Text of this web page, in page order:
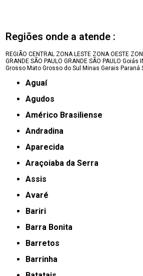
Regiões onde a atende :
REGIÃO CENTRAL ZONA LESTE ZONA OESTE
GRANDE SÃO PAULO GRANDE SÃO PAULO Goiás
Grosso Mato Grosso do Sul Minas Gerais Paraná
Aguaí
Agudos
Américo Brasiliense
Andradina
Aparecida
Araçoiaba da Serra
Assis
Avaré
Bariri
Barra Bonita
Barretos
Barrinha